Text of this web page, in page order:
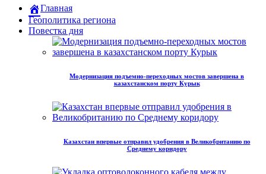
Главная
Геополитика региона
Повестка дня
Модернизация подъемно-переходных мостов завершена в
казахстанском порту Курык
Казахстан впервые отправил удобрения в Великобританию по
Среднему коридору